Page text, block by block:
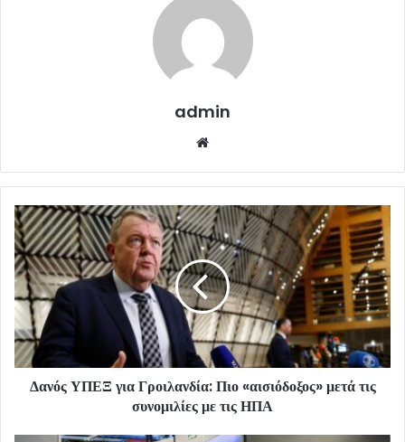
admin
Δανός ΥΠΕΞ για Γροιλανδία: Πιο «αισιόδοξος» μετά τις
συνομιλίες με τις ΗΠΑ